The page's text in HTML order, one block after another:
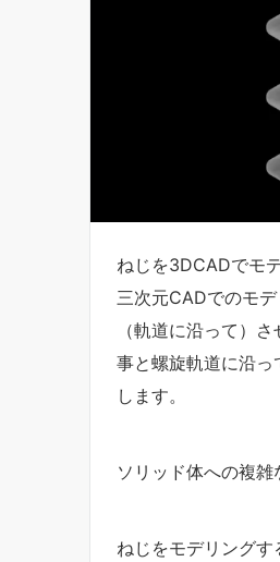
ねじを3DCADでモ
三次元CADでのモ
（軌道に沿って）
事と螺旋軌道に沿
します。
ソリッド体への複雑
ねじをモデリング